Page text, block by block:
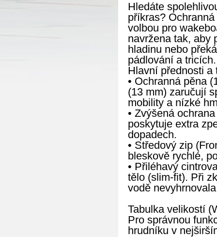
Hledáte
příkras?
volbou pro
navržena tak, aby
hladinu nebo
pádlování a tricích.
Hlavní přednosti a
• Ochranná pěna
(13 mm) zaručují
mobility a nízké
• Zvýšená
poskytuje extra
dopadech.
• Středový zip
bleskově rychlé,
• Přiléhavý
tělo (slim-fit). Při
vodě
Tabulka velikostí
Pro správnou
hrudníku v